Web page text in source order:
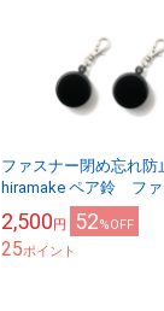
ファスナー閉め忘れ
hiramake ペア鈴 ファ
2つ用 ブラック
2,500円 52%OFF
25ポイント